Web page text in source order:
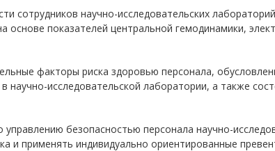
сотрудников научно-исследовательских
показателей центральной гемодинамики,
факторы риска здоровью персонала,
научно-исследовательской лаборатории, а также
безопасностью персонала научно-
и применять индивидуально ориентированные